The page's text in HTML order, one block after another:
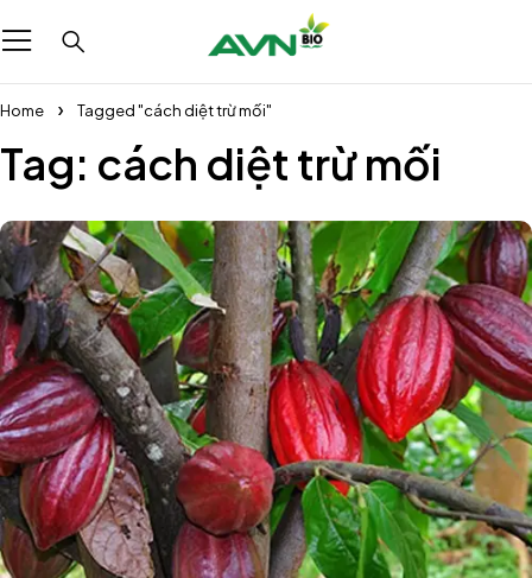
Home Tagged "cách diệt trừ mối"
Tag: cách diệt trừ mối